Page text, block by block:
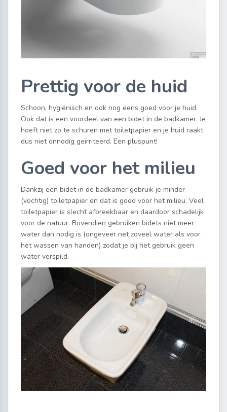
Prettig voor de huid
Schoon, hygiënisch en ook nog eens goed voor je huid.
Ook dat is een voordeel van een bidet in de badkamer. Je
hoeft niet zo te schuren met toiletpapier en je huid raakt
dus niet onnodig geïrriteerd. Een pluspunt!
Goed voor het milieu
Dankzij een bidet in de badkamer gebruik je minder
(vochtig) toiletpapier en dat is goed voor het milieu. Veel
toiletpapier is slecht afbreekbaar en daardoor schadelijk
voor de natuur. Bovendien gebruiken bidets niet meer
water dan nodig is (ongeveer net zoveel water als voor
het wassen van handen) zodat je bij het gebruik geen
water verspild.